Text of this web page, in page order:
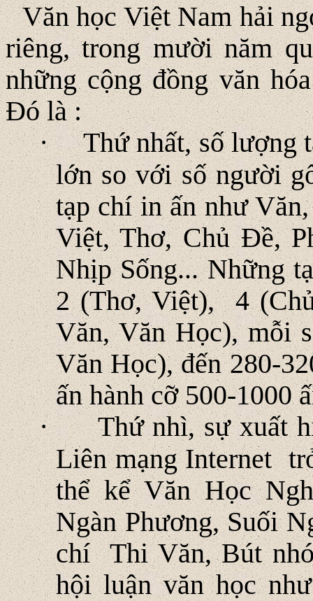
Văn học Việt Nam hải
riêng, trong mười năm
những cộng đồng văn
Ðó là :
·
Thứ nhất, số lượng
lớn so với số người
tạp chí in ấn như
Việt, Thơ, Chủ Ðề,
Nhịp Sống... Những
2 (Thơ, Việt), 4
Văn, Văn Học), mỗi
Văn Học), đến 280-
ấn hành cỡ 500-1000
·
Thứ nhì, sự xuất
Liên mạng Internet
thể kể Văn Học
Ngàn Phương, Suối
chí Thi Văn, Bút
hội luận văn học